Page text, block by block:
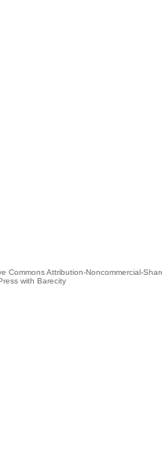
Commons Attribution-Noncommercial-
with Barecity